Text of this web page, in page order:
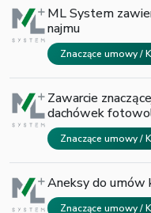
ML System
najmu
Znaczące umowy /
Zawarcie
dachówek
Znaczące umowy /
Aneksy do umów
Znaczące umowy /